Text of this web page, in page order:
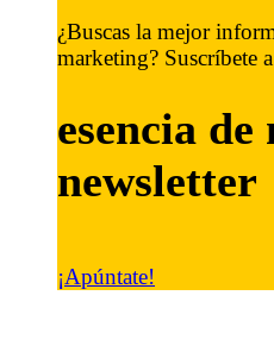
¿Buscas la mejor
marketing? Suscríbete a
esencia
newsletter
¡Apúntate!